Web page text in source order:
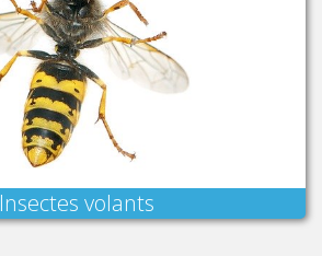
Insectes volants